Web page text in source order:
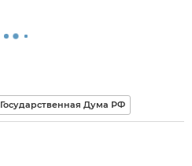
Государственная Дума РФ